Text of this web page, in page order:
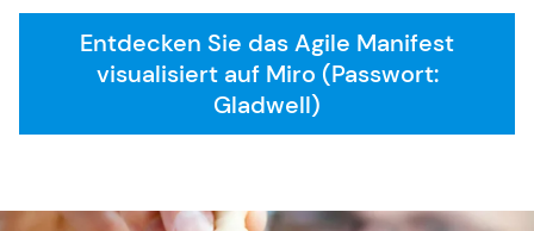
SAFe 6.0
Kontakt
Entdecken Sie das Agile Manifest
visualisiert auf Miro (Passwort:
Gladwell)